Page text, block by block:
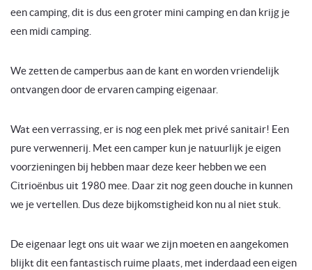
een camping, dit is dus een groter mini camping en dan krijg je
een midi camping.
We zetten de camperbus aan de kant en worden vriendelijk
ontvangen door de ervaren camping eigenaar.
Wat een verrassing, er is nog een plek met privé sanitair! Een
pure verwennerij. Met een camper kun je natuurlijk je eigen
voorzieningen bij hebben maar deze keer hebben we een
Citrioënbus uit 1980 mee. Daar zit nog geen douche in kunnen
we je vertellen. Dus deze bijkomstigheid kon nu al niet stuk.
De eigenaar legt ons uit waar we zijn moeten en aangekomen
blijkt dit een fantastisch ruime plaats, met inderdaad een eigen